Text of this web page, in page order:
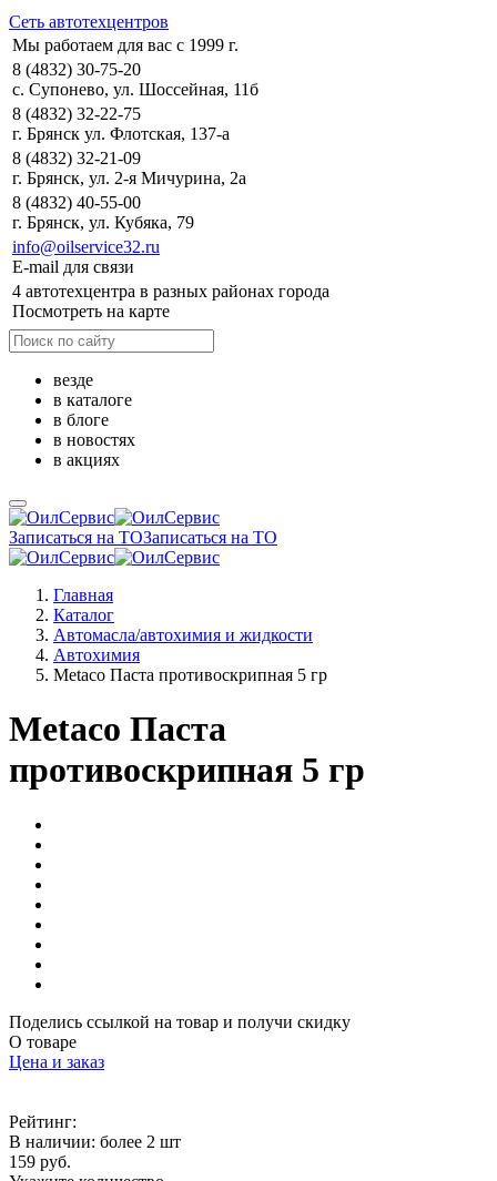
Сеть автотехцентров
Мы работаем для вас с 1999 г.
8 (4832) 30-75-20
с. Супонево, ул. Шоссейная, 11б
8 (4832) 32-22-75
г. Брянск ул. Флотская, 137-а
8 (4832) 32-21-09
г. Брянск, ул. 2-я Мичурина, 2а
8 (4832) 40-55-00
г. Брянск, ул. Кубяка, 79
info@oilservice32.ru
E-mail для связи
4 автотехцентра в разных районах города
Посмотреть на карте
везде
в каталоге
в блоге
в новостях
в акциях
Записаться на ТОЗаписаться на ТО
Главная
Каталог
Автомасла/автохимия и жидкости
Автохимия
Metaco Паста противоскрипная 5 гр
Metaco Паста
противоскрипная 5 гр
Поделись ссылкой на товар и получи скидку
О товаре
Цена и заказ
Рейтинг:
В наличии: более 2 шт
159 руб.